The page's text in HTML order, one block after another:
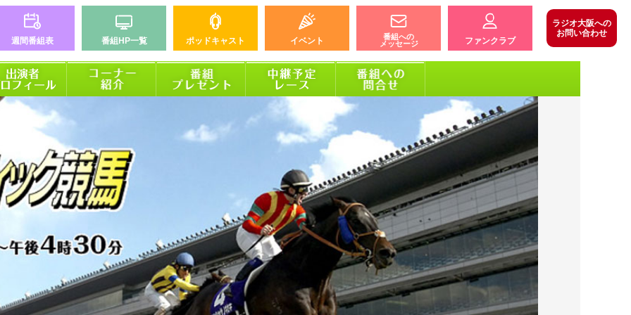
週間番組表 番組HP一覧 ポッドキャスト イベント
番組への
メッセージ
ファンクラブ
ラジオ大阪への
お問い合わせ